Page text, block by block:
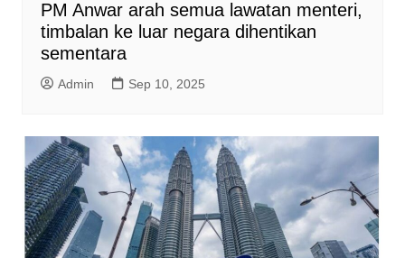
PM Anwar arah semua lawatan menteri,
timbalan ke luar negara dihentikan
sementara
Admin Sep 10, 2025